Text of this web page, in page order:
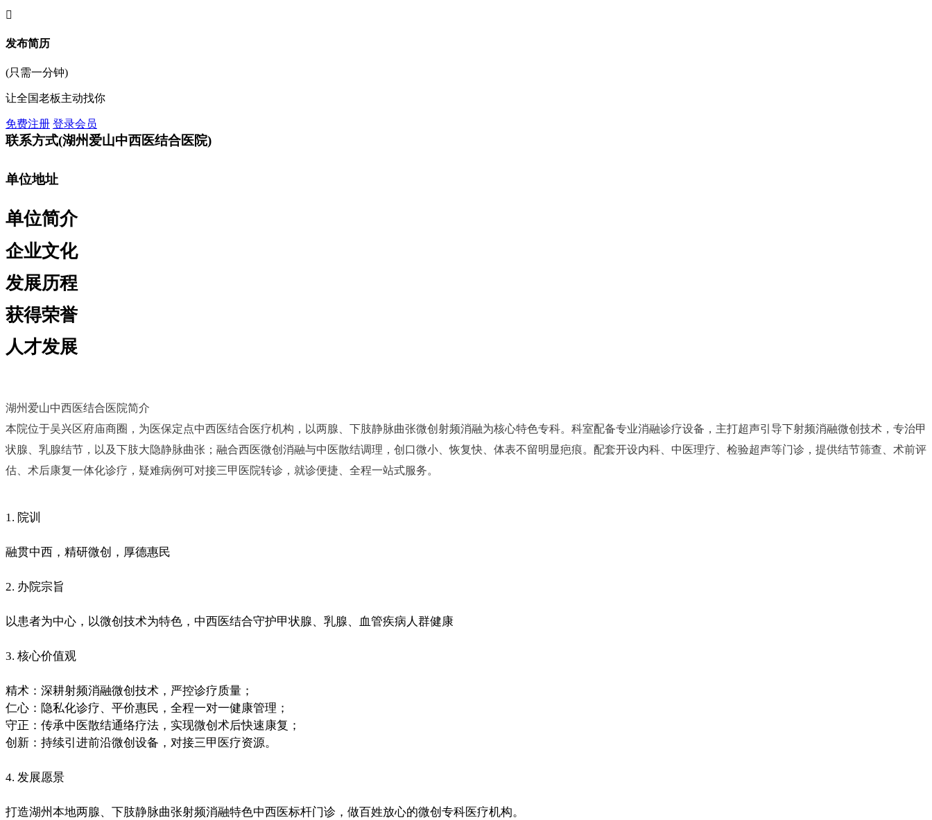

发布简历
(只需一分钟)
让全国老板主动找你
免费注册 登录会员
联系方式(湖州爱山中西医结合医院)
单位地址
单位简介
企业文化
发展历程
获得荣誉
人才发展
湖州爱山中西医结合医院简介
本院位于吴兴区府庙商圈，为医保定点中西医结合医疗机构，以两腺、下肢静脉曲张微创射频消融为核心特色专科。科室配备专业消融诊疗设备，主打超声引导下射频消融微创技术，专治甲
状腺、乳腺结节，以及下肢大隐静脉曲张；融合西医微创消融与中医散结调理，创口微小、恢复快、体表不留明显疤痕。配套开设内科、中医理疗、检验超声等门诊，提供结节筛查、术前评
估、术后康复一体化诊疗，疑难病例可对接三甲医院转诊，就诊便捷、全程一站式服务。
1. 院训
融贯中西，精研微创，厚德惠民
2. 办院宗旨
以患者为中心，以微创技术为特色，中西医结合守护甲状腺、乳腺、血管疾病人群健康
3. 核心价值观
精术：深耕射频消融微创技术，严控诊疗质量；
仁心：隐私化诊疗、平价惠民，全程一对一健康管理；
守正：传承中医散结通络疗法，实现微创术后快速康复；
创新：持续引进前沿微创设备，对接三甲医疗资源。
4. 发展愿景
打造湖州本地两腺、下肢静脉曲张射频消融特色中西医标杆门诊，做百姓放心的微创专科医疗机构。